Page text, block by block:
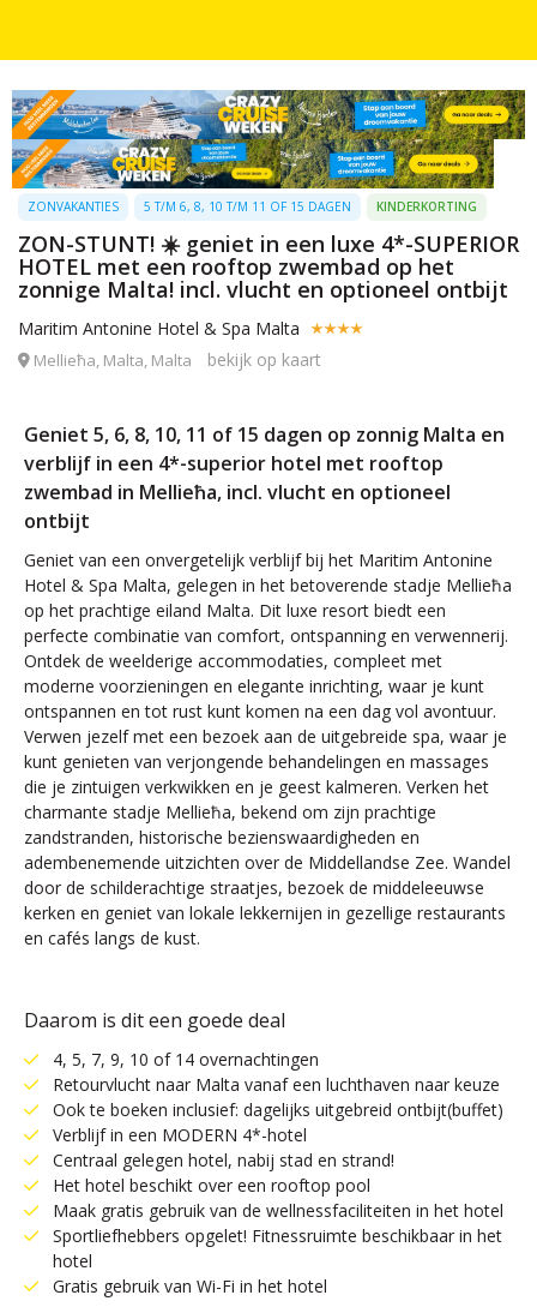
ZONVAKANTIES 5 T/M 6, 8, 10 T/M 11 OF 15 DAGEN KINDERKORTING
ZON-STUNT! ☀️ geniet in een luxe 4*-SUPERIOR
HOTEL met een rooftop zwembad op het
zonnige Malta! incl. vlucht en optioneel ontbijt
Maritim Antonine Hotel & Spa Malta
Mellieħa, Malta, Malta bekijk op kaart
Geniet 5, 6, 8, 10, 11 of 15 dagen op zonnig Malta en
verblijf in een 4*-superior hotel met rooftop
zwembad in Mellieħa, incl. vlucht en optioneel
ontbijt
Geniet van een onvergetelijk verblijf bij het Maritim Antonine
Hotel & Spa Malta, gelegen in het betoverende stadje Mellieħa
op het prachtige eiland Malta. Dit luxe resort biedt een
perfecte combinatie van comfort, ontspanning en verwennerij.
Ontdek de weelderige accommodaties, compleet met
moderne voorzieningen en elegante inrichting, waar je kunt
ontspannen en tot rust kunt komen na een dag vol avontuur.
Verwen jezelf met een bezoek aan de uitgebreide spa, waar je
kunt genieten van verjongende behandelingen en massages
die je zintuigen verkwikken en je geest kalmeren. Verken het
charmante stadje Mellieħa, bekend om zijn prachtige
zandstranden, historische bezienswaardigheden en
adembenemende uitzichten over de Middellandse Zee. Wandel
door de schilderachtige straatjes, bezoek de middeleeuwse
kerken en geniet van lokale lekkernijen in gezellige restaurants
en cafés langs de kust.
Daarom is dit een goede deal
4, 5, 7, 9, 10 of 14 overnachtingen
Retourvlucht naar Malta vanaf een luchthaven naar keuze
Ook te boeken inclusief: dagelijks uitgebreid ontbijt(buffet)
Verblijf in een MODERN 4*-hotel
Centraal gelegen hotel, nabij stad en strand!
Het hotel beschikt over een rooftop pool
Maak gratis gebruik van de wellnessfaciliteiten in het hotel
Sportliefhebbers opgelet! Fitnessruimte beschikbaar in het
hotel
Gratis gebruik van Wi-Fi in het hotel